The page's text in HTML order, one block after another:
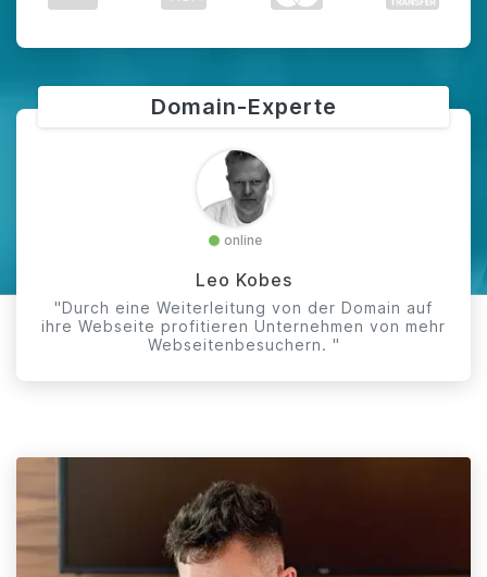
Domain-Experte
online
Leo Kobes
"Durch eine Weiterleitung von der Domain auf
ihre Webseite profitieren Unternehmen von mehr
Webseitenbesuchern. "